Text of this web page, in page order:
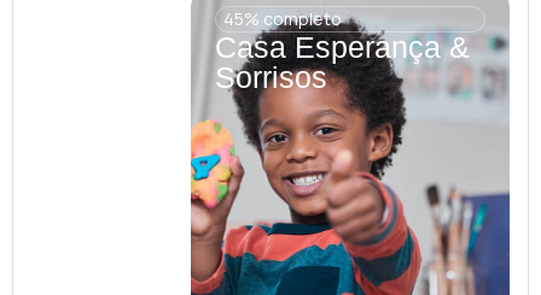
45% completo
Casa Esperança &
Sorrisos